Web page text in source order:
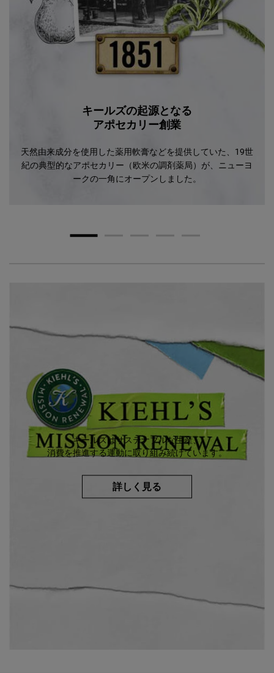
キールズの起源となる
アポセカリー創業
天然由来成分を使用した薬用軟膏などを提供していた、19世
紀の典型的なアポセカリー（欧米の調剤薬局）が、ニューヨ
ークの一角にオープンしました。
キールズはサステナブルな生産、
消費を推進する運動に取り組み続けています。
詳しく見る